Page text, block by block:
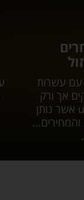
עם עשרות
אך ורק
מוצרי ultra premium אשר נותן